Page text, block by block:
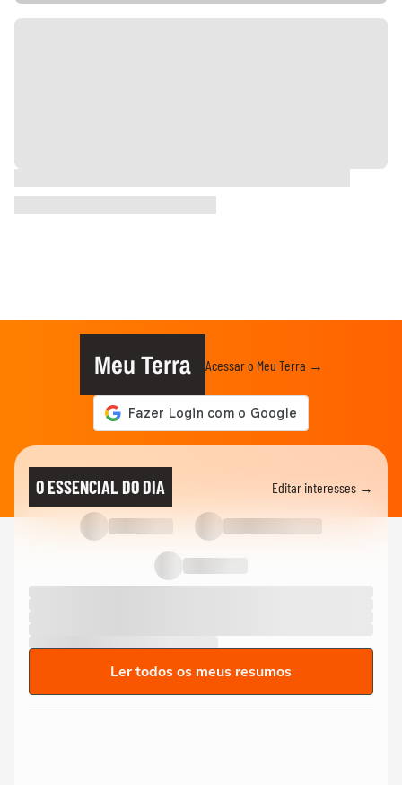
Meu Terra Acessar o Meu Terra →
O ESSENCIAL DO DIA Editar interesses →
Ler todos os meus resumos